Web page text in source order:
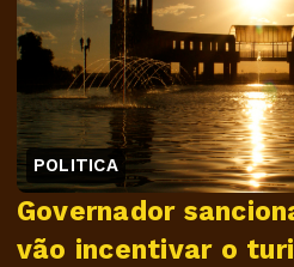
POLITICA
Governador
vão incentivar o